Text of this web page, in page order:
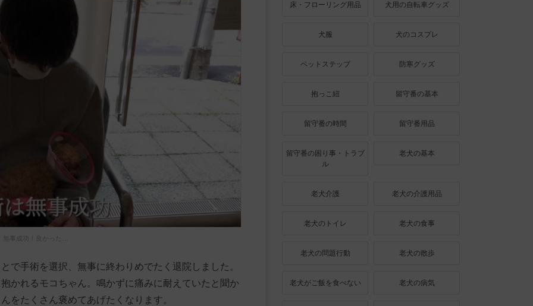
無事成功！良かった…
で手術を選択、無事に終わりめでたく退院しました。
かれるモコちゃん。鳴かずに痛みに耐えていたと聞か
をたくさん褒めてあげたくなります。
床・フローリング用品 犬用の自転車グッズ
犬服 犬のコスプレ
ペットステップ 防寒グッズ
抱っこ紐 留守番の基本
留守番の時間 留守番用品
留守番の困り事・トラブ
ル
老犬の基本
老犬介護 老犬の介護用品
老犬のトイレ 老犬の食事
老犬の問題行動 老犬の散歩
老犬がご飯を食べない 老犬の病気